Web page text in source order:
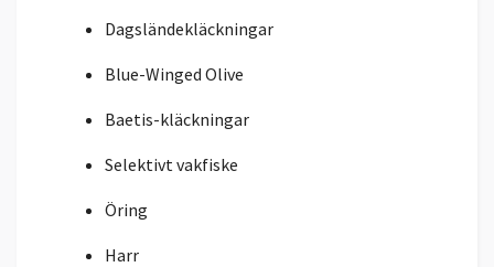
Dagsländekläckningar
Blue-Winged Olive
Baetis-kläckningar
Selektivt vakfiske
Öring
Harr